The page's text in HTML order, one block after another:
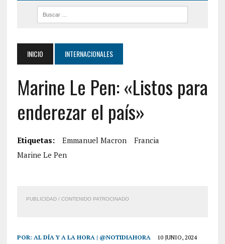
INICIO INTERNACIONALES
Marine Le Pen: «Listos para
enderezar el país»
Etiquetas: Emmanuel Macron
Francia
Marine Le Pen
PUBLICIDAD / CONTENIDO PATROCINADO
POR: AL DÍA Y A LA HORA | @NOTIDIAHORA 10 JUNIO, 2024